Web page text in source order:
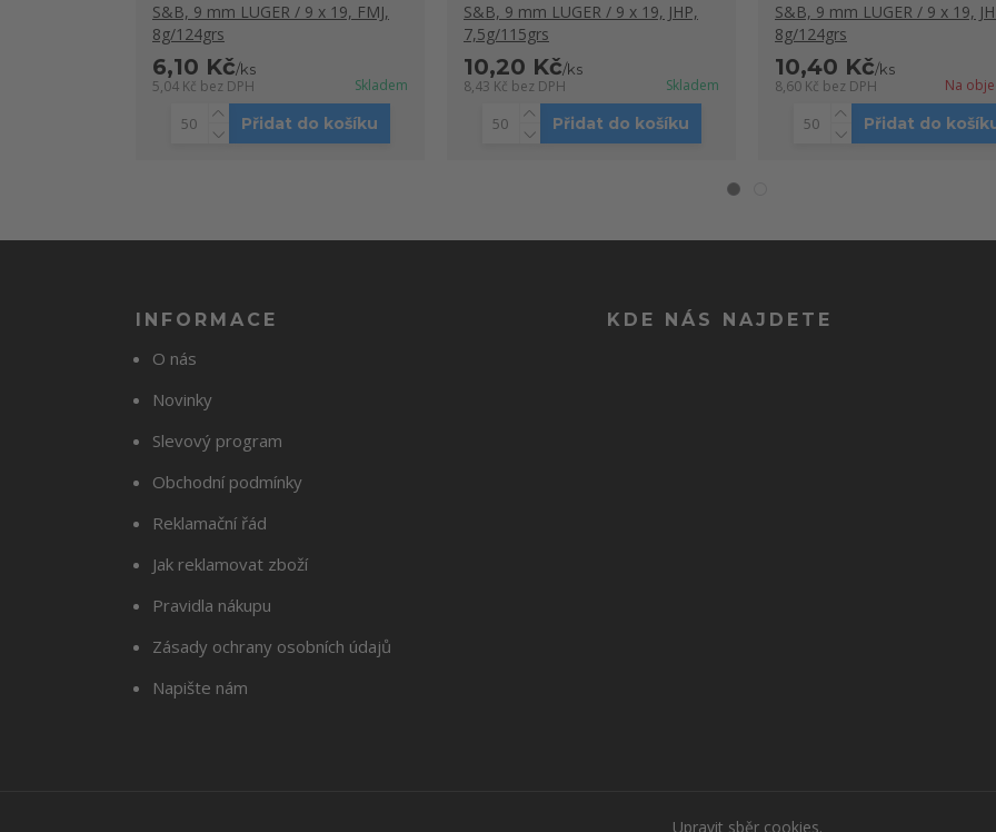
S&B, 9 mm LUGER / 9 x 19, FMJ,
8g/124grs
6,10 Kč/ks
5,04 Kč bez DPH Skladem
Přidat do košíku
S&B, 9 mm LUGER / 9 x 19, JHP,
7,5g/115grs
10,20 Kč/ks
8,43 Kč bez DPH Skladem
Přidat do košíku
S&B, 9 mm LUGER / 9 x 19,
8g/124grs
10,40 Kč/ks
8,60 Kč bez DPH Na
Přidat do
INFORMACE
O nás
Novinky
Slevový program
Obchodní podmínky
Reklamační řád
Jak reklamovat zboží
Pravidla nákupu
Zásady ochrany osobních údajů
Napište nám
KDE NÁS NAJDETE
Upravit sběr cookies.